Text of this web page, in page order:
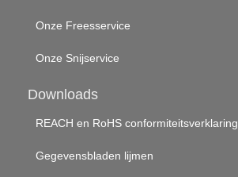
Onze Freesservice
Onze Snijservice
Downloads
REACH en RoHS conformiteitsverklaring
Gegevensbladen lijmen